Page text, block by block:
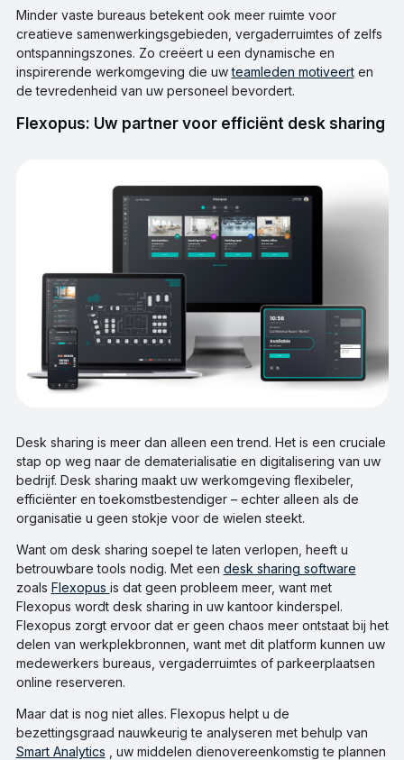
Minder vaste bureaus betekent ook meer ruimte voor
creatieve samenwerkingsgebieden, vergaderruimtes of zelfs
ontspanningszones. Zo creëert u een dynamische en
inspirerende werkomgeving die uwteamleden motiveerten
de tevredenheid van uw personeel bevordert.
Flexopus: Uw partner voor efficiënt desk sharing
Desk sharing is meer dan alleen een trend. Het is een cruciale
stap op weg naar de dematerialisatie en digitalisering van uw
bedrijf. Desk sharing maakt uw werkomgeving flexibeler,
efficiënter en toekomstbestendiger – echter alleen als de
organisatie u geen stokje voor de wielen steekt.
Want om desk sharing soepel te laten verlopen, heeft u
betrouwbare tools nodig. Met een desk sharing software
zoals Flexopus is dat geen probleem meer, want met
Flexopus wordt desk sharing in uw kantoor kinderspel.
Flexopus zorgt ervoor dat er geen chaos meer ontstaat bij het
delen van werkplekbronnen, want met dit platform kunnen uw
medewerkers bureaus, vergaderruimtes of parkeerplaatsen
online reserveren.
Maar dat is nog niet alles. Flexopus helpt u de
bezettingsgraad nauwkeurig te analyseren met behulp van
Smart Analytics , uw middelen dienovereenkomstig te plannen